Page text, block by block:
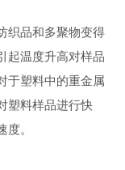
织品和多聚物变得
起温度升高对样品
于塑料中的重金属
塑料样品进行快
。